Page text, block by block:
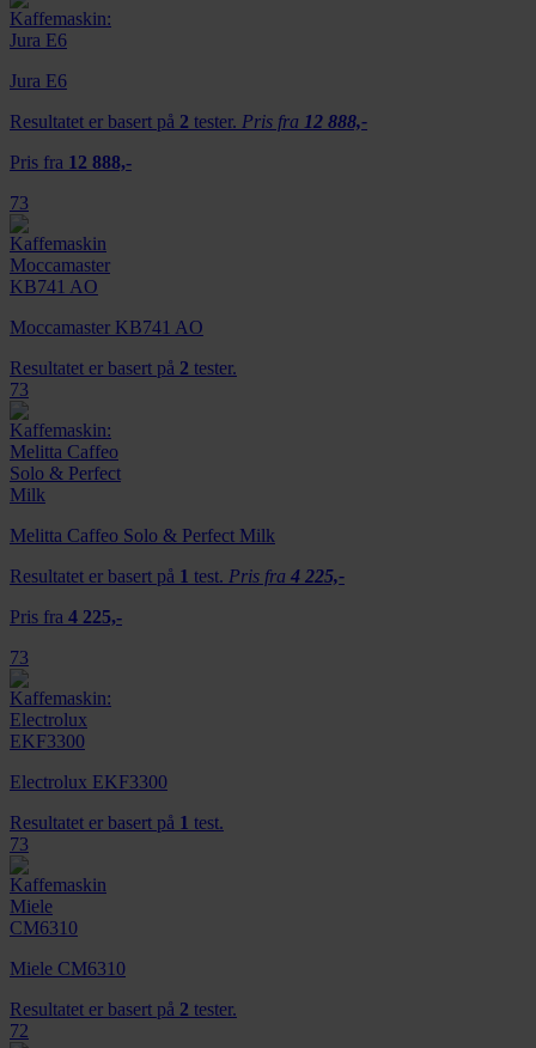
Jura E6
Resultatet er basert på 2 tester. Pris fra 12 888,-
Pris fra 12 888,-
73
Moccamaster KB741 AO
Resultatet er basert på 2 tester.
73
Melitta Caffeo Solo & Perfect Milk
Resultatet er basert på 1 test. Pris fra 4 225,-
Pris fra 4 225,-
73
Electrolux EKF3300
Resultatet er basert på 1 test.
73
Miele CM6310
Resultatet er basert på 2 tester.
72